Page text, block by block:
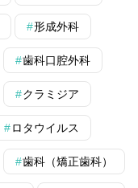
形成外科
歯科口腔外科
クラミジア
ロタウイルス
歯科（矯正歯科）